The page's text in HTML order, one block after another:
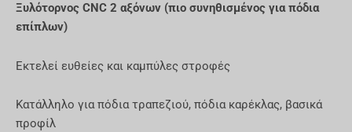
Ξυλότορνος CNC 2 αξόνων (πιο συνηθισμένος για πόδια
επίπλων)
Εκτελεί ευθείες και καμπύλες στροφές
Κατάλληλο για πόδια τραπεζιού, πόδια καρέκλας, βασικά
προφίλ